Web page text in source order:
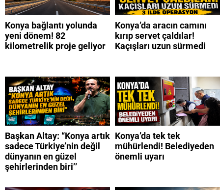
Konya bağlantı yolunda
yeni dönem! 82
kilometrelik proje geliyor
Konya’da aracın camını
kırıp servet çaldılar!
Kaçışları uzun sürmedi
Başkan Altay: “Konya artık
sadece Türkiye’nin değil
dünyanın en güzel
şehirlerinden biri’’
Konya’da tek tek
mühürlendi! Belediyeden
önemli uyarı